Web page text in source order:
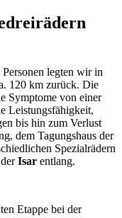
legten wir in
120 km zurück. Die
Symptome von einer
Leistungsfähigkeit,
bis hin zum Verlust
dem Tagungshaus der
Spezialrädern
Isar entlang.
Etappe bei der